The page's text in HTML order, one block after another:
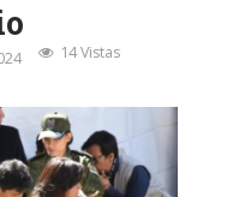
14 Vistas